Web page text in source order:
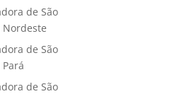
de São
Nordeste
de São
de São